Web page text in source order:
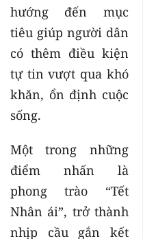
hướng đến mục
tiêu giúp người dân
có thêm điều kiện
tự tin vượt qua khó
khăn, ổn định cuộc
sống.
Một trong những
điểm nhấn là
phong trào “Tết
Nhân ái”, trở thành
nhịp cầu gắn kết